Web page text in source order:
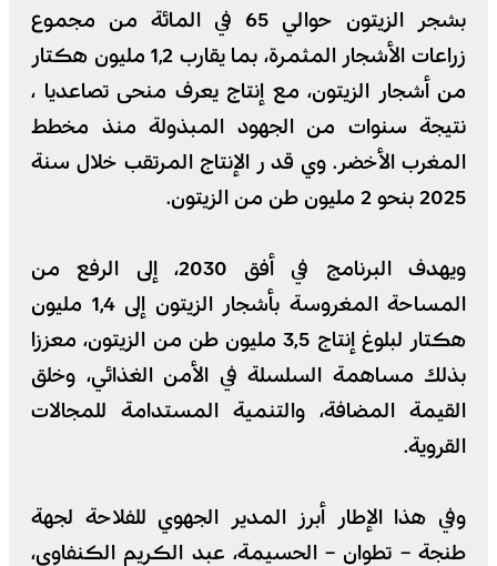
بشجر الزيتون حوالي 65 في المائة من مجموع
زراعات الأشجار المثمرة، بما يقارب 1,2 مليون هكتار
من أشجار الزيتون، مع إنتاج يعرف منحى تصاعديا ،
نتيجة سنوات من الجهود المبذولة منذ مخطط
المغرب الأخضر. وي قد ر الإنتاج المرتقب خلال سنة
2025 بنحو 2 مليون طن من الزيتون.
ويهدف البرنامج في أفق 2030، إلى الرفع من
المساحة المغروسة بأشجار الزيتون إلى 1,4 مليون
هكتار لبلوغ إنتاج 3,5 مليون طن من الزيتون، معززا
بذلك مساهمة السلسلة في الأمن الغذائي، وخلق
القيمة المضافة، والتنمية المستدامة للمجالات
القروية.
وفي هذا الإطار أبرز المدير الجهوي للفلاحة لجهة
طنجة – تطوان – الحسيمة، عبد الكريم الكنفاوي،